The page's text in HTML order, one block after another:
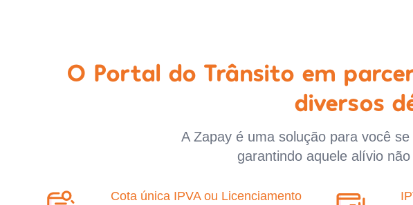
O Portal do Trânsito em
diversos
A Zapay é uma solução para você
garantindo aquele alívio
Cota única IPVA ou Licenciamento